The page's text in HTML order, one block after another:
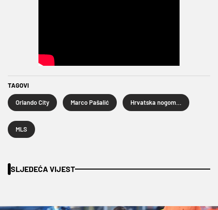
TAGOVI
Orlando City Marco Pašalić
MLS
SLJEDEĆA VIJEST